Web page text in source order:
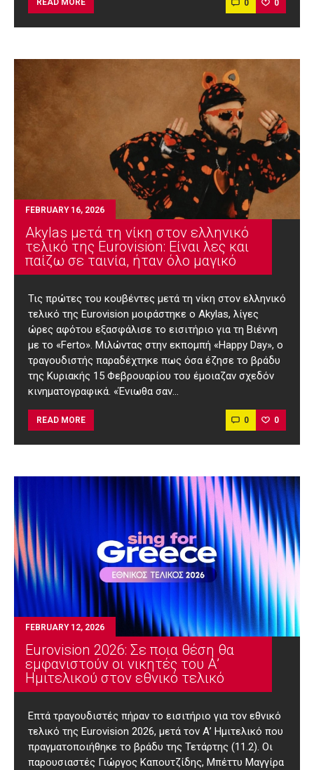
READ MORE 0 0
FEBRUARY 16, 2026
Akylas μετά τη νίκη στον ελληνικό
τελικό της Eurovision: Είναι λες και
παίζω σε ταινία, ήταν όλο μαγικό
Τις πρώτες του κουβέντες μετά τη νίκη στον ελληνικό
τελικό της Eurovision μοιράστηκε ο Akylas, λίγες
ώρες αφότου εξασφάλισε το εισιτήριο για τη Βιέννη
με το «Ferto». Μιλώντας στην εκπομπή «Happy Day», ο
τραγουδιστής παραδέχτηκε πως όσα έζησε το βράδυ
της Κυριακής 15 Φεβρουαρίου του έμοιαζαν σχεδόν
κινηματογραφικά. «Ένιωθα σαν…
READ MORE 0 0
FEBRUARY 12, 2026
Eurovision 2026: Σε ποια θέση θα
εμφανιστούν οι νικητές του Α’
Ημιτελικού στον εθνικό τελικό
Επτά τραγουδιστές πήραν το εισιτήριο για τον εθνικό
τελικό της Eurovision 2026, μετά τον Α’ Ημιτελικό που
πραγματοποιήθηκε το βράδυ της Τετάρτης (11.2). Οι
παρουσιαστές Γιώργος Καπουτζίδης, Μπέττυ Μαγγίρα